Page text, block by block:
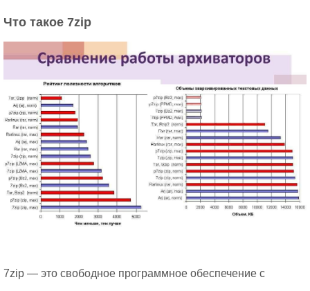
Что такое 7zip
7zip — это свободное программное обеспечение с